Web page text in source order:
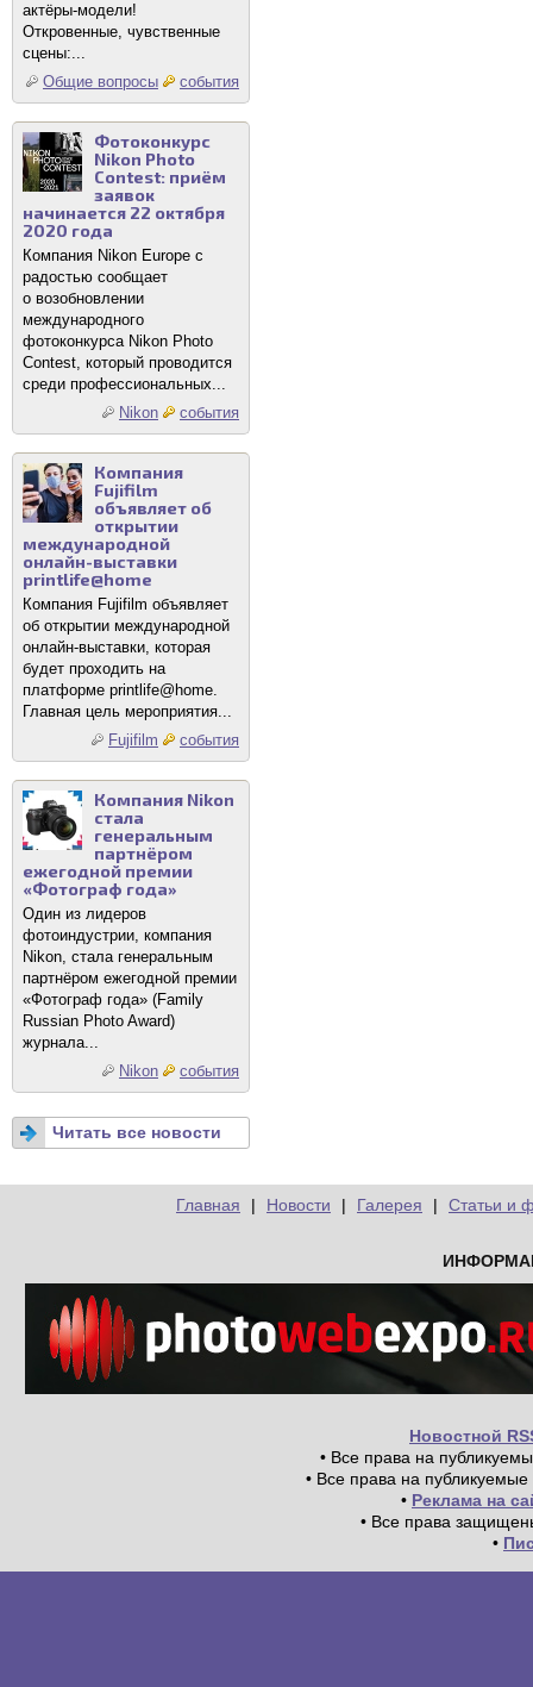
актёры-модели!
Откровенные, чувственные
сцены:...
Общие вопросы
события
Фотоконкурс
Nikon Photo
Contest: приём
заявок
начинается 22 октября
2020 года
Компания Nikon Europe с
радостью сообщает
о возобновлении
международного
фотоконкурса Nikon Photo
Contest, который проводится
среди профессиональных...
Nikon
события
Компания
Fujifilm
объявляет об
открытии
международной
онлайн-выставки
printlife@home
Компания Fujifilm объявляет
об открытии международной
онлайн-выставки, которая
будет проходить на
платформе printlife@home.
Главная цель мероприятия...
Fujifilm
события
Компания Nikon
стала
генеральным
партнёром
ежегодной премии
«Фотограф года»
Один из лидеров
фотоиндустрии, компания
Nikon, стала генеральным
партнёром ежегодной премии
«Фотограф года» (Family
Russian Photo Award)
журнала...
Nikon
события
Читать все новости
Главная | Новости | Галерея | Статьи и
Новостной
• Все права на
• Все права на
• Реклама на
• Все права
•